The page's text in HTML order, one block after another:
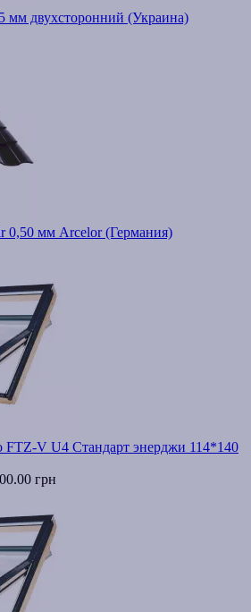
мм двухсторонний (Украина)
0,50 мм Arcelor (Германия)
FTZ-V U4 Стандарт энерджи 114*140
грн